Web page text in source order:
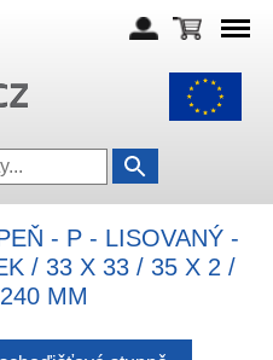
- P - LISOVANÝ -
/ 33 X 33 / 35 X 2 /
MM